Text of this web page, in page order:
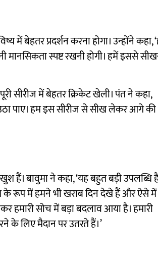
बेहतर प्रदर्शन करना होगा। उन्होंने कहा,
स्पष्ट रखनी होगी। हमें इससे
सीरीज में बेहतर क्रिकेट खेली। पंत ने कहा,
उठा पाए। हम इस सीरीज से सीख लेकर आगे की
हैं। बावुमा ने कहा, ‘यह बहुत बड़ी उपलब्धि
रूप में हमने भी खराब दिन देखे हैं और ऐसे में
हमारी सोच में बड़ा बदलाव आया है। हमारी
के लिए मैदान पर उतरते हैं।’